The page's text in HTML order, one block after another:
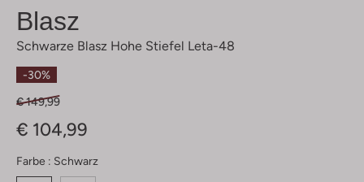
Blasz
Schwarze Blasz Hohe Stiefel Leta-48
-30%
€ 149,99
€ 104,99
Farbe : Schwarz